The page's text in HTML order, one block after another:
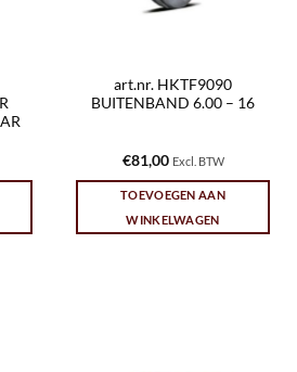
art.nr. HKTF9090
BUITENBAND 6.00 – 16
€81,00 Excl. BTW
TOEVOEGEN AAN
WINKELWAGEN